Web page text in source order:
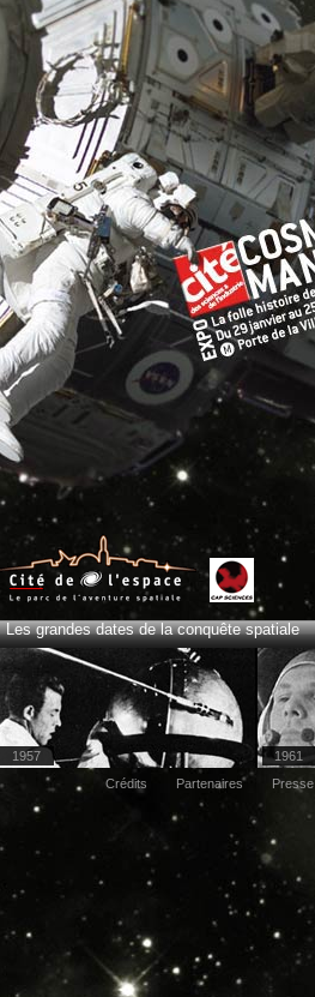
Les grandes dates de la conquête spatiale
1957 1961
Crédits
Partenaires Presse